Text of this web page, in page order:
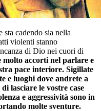
sta cadendo sia nella
violenti stanno
di Dio nei cuori di
molto accorti nel parlare e
pace interiore. Sigillate
e luoghi dove andrete a
lasciare le vostre case
e aggressività sono in
molte sventure.